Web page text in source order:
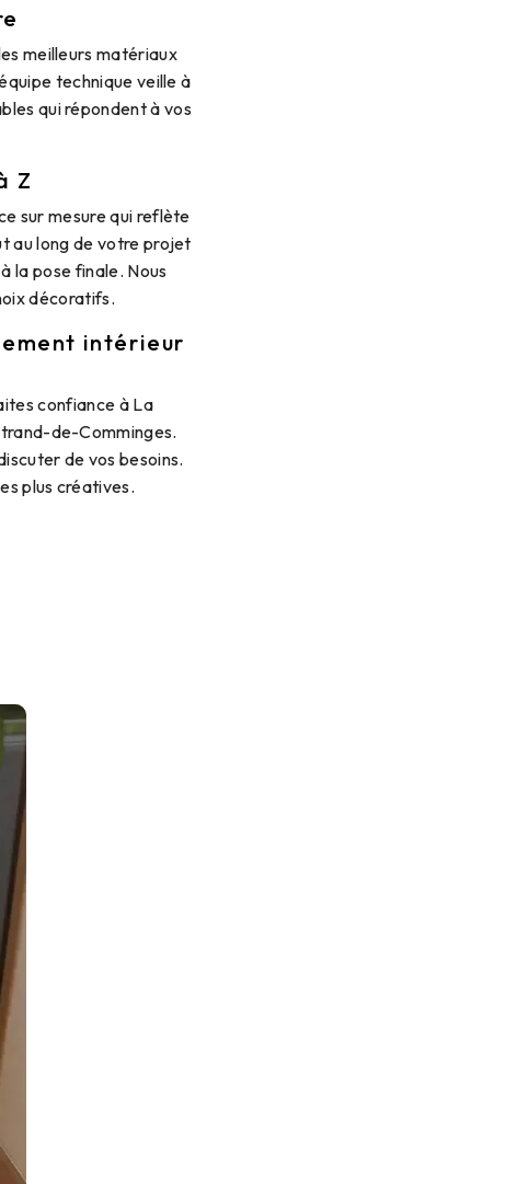
meilleurs matériaux
technique veille à
qui répondent à vos
Z
sur mesure qui reflète
au long de votre projet
la pose finale. Nous
décoratifs.
intérieur
confiance à La
de-Comminges.
de vos besoins.
plus créatives.